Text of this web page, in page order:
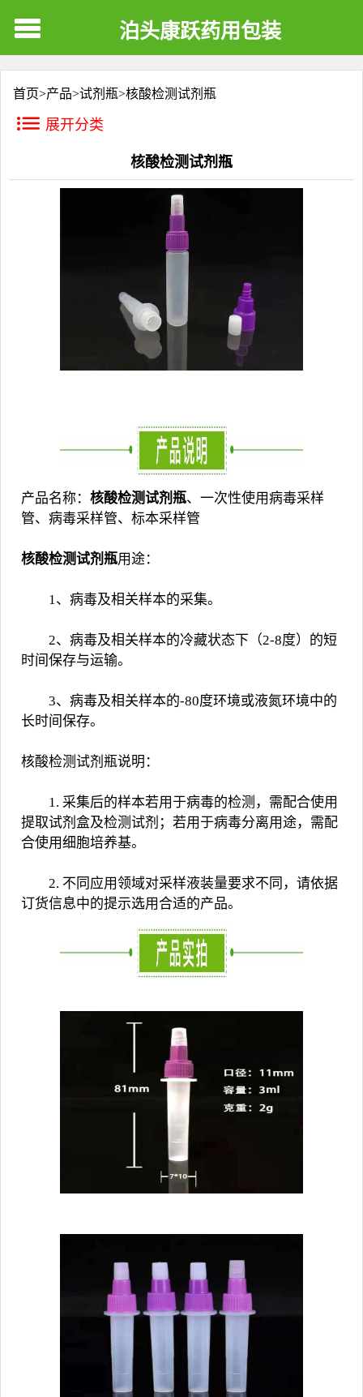
泊头康跃药用包装
首页>产品>试剂瓶>核酸检测试剂瓶
展开分类
核酸检测试剂瓶
产品名称： 核酸检测试剂瓶、一次性使用病毒采样
管、病毒采样管、标本采样管
核酸检测试剂瓶用途：
1、病毒及相关样本的采集。
2、病毒及相关样本的冷藏状态下（2-8度）的短
时间保存与运输。
3、病毒及相关样本的-80度环境或液氮环境中的
长时间保存。
核酸检测试剂瓶说明：
1. 采集后的样本若用于病毒的检测，需配合使用
提取试剂盒及检测试剂；若用于病毒分离用途，需配
合使用细胞培养基。
2. 不同应用领域对采样液装量要求不同，请依据
订货信息中的提示选用合适的产品。